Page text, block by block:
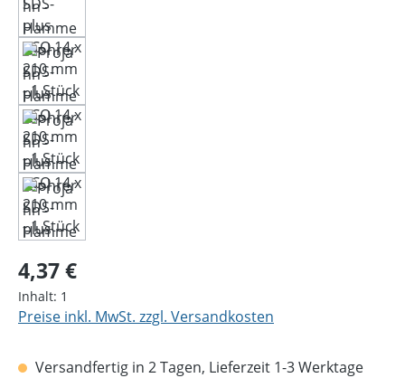
Regulärer Preis:
4,37 €
Inhalt: 1
Preise inkl. MwSt. zzgl. Versandkosten
Versandfertig in 2 Tagen, Lieferzeit 1-3 Werktage